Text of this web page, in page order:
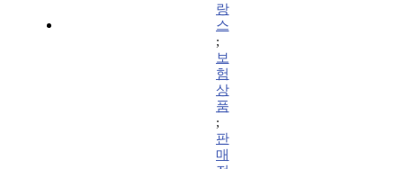
랑
스
;
보
험
상
품
;
판
매